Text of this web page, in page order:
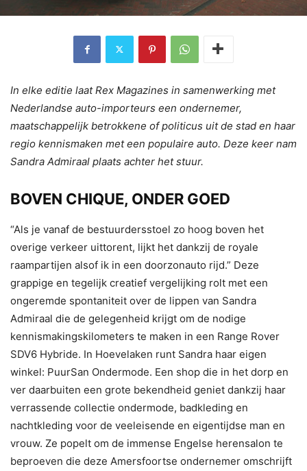
In elke editie laat Rex Magazines in samenwerking met
Nederlandse auto-importeurs een ondernemer,
maatschappelijk betrokkene of politicus uit de stad en haar
regio kennismaken met een populaire auto. Deze keer nam
Sandra Admiraal plaats achter het stuur.
BOVEN CHIQUE, ONDER GOED
“Als je vanaf de bestuurdersstoel zo hoog boven het
overige verkeer uittorent, lijkt het dankzij de royale
raampartijen alsof ik in een doorzonauto rijd.” Deze
grappige en tegelijk creatief vergelijking rolt met een
ongeremde spontaniteit over de lippen van Sandra
Admiraal die de gelegenheid krijgt om de nodige
kennismakingskilometers te maken in een Range Rover
SDV6 Hybride. In Hoevelaken runt Sandra haar eigen
winkel: PuurSan Ondermode. Een shop die in het dorp en
ver daarbuiten een grote bekendheid geniet dankzij haar
verrassende collectie ondermode, badkleding en
nachtkleding voor de veeleisende en eigentijdse man en
vrouw. Ze popelt om de immense Engelse herensalon te
beproeven die deze Amersfoortse ondernemer omschrijft